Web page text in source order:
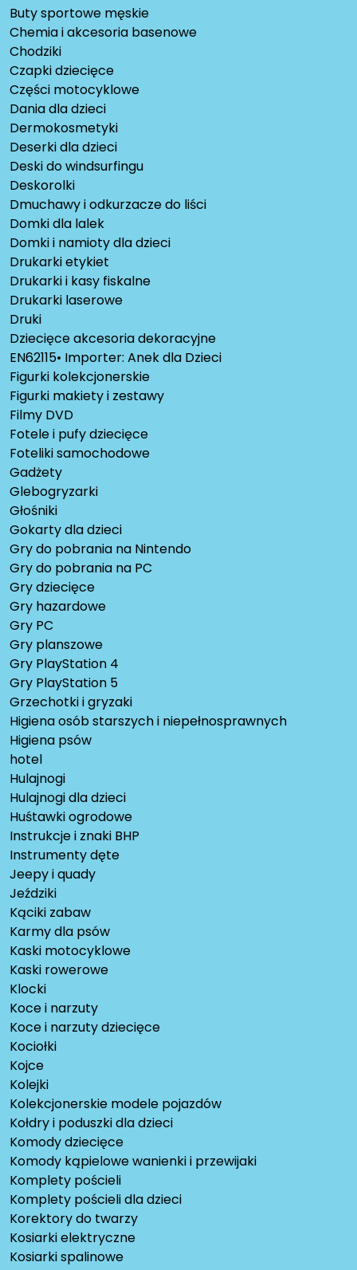
Buty sportowe męskie
Chemia i akcesoria basenowe
Chodziki
Czapki dziecięce
Części motocyklowe
Dania dla dzieci
Dermokosmetyki
Deserki dla dzieci
Deski do windsurfingu
Deskorolki
Dmuchawy i odkurzacze do liści
Domki dla lalek
Domki i namioty dla dzieci
Drukarki etykiet
Drukarki i kasy fiskalne
Drukarki laserowe
Druki
Dziecięce akcesoria dekoracyjne
EN62115• Importer: Anek dla Dzieci
Figurki kolekcjonerskie
Figurki makiety i zestawy
Filmy DVD
Fotele i pufy dziecięce
Foteliki samochodowe
Gadżety
Glebogryzarki
Głośniki
Gokarty dla dzieci
Gry do pobrania na Nintendo
Gry do pobrania na PC
Gry dziecięce
Gry hazardowe
Gry PC
Gry planszowe
Gry PlayStation 4
Gry PlayStation 5
Grzechotki i gryzaki
Higiena osób starszych i niepełnosprawnych
Higiena psów
hotel
Hulajnogi
Hulajnogi dla dzieci
Huśtawki ogrodowe
Instrukcje i znaki BHP
Instrumenty dęte
Jeepy i quady
Jeździki
Kąciki zabaw
Karmy dla psów
Kaski motocyklowe
Kaski rowerowe
Klocki
Koce i narzuty
Koce i narzuty dziecięce
Kociołki
Kojce
Kolejki
Kolekcjonerskie modele pojazdów
Kołdry i poduszki dla dzieci
Komody dziecięce
Komody kąpielowe wanienki i przewijaki
Komplety pościeli
Komplety pościeli dla dzieci
Korektory do twarzy
Kosiarki elektryczne
Kosiarki spalinowe